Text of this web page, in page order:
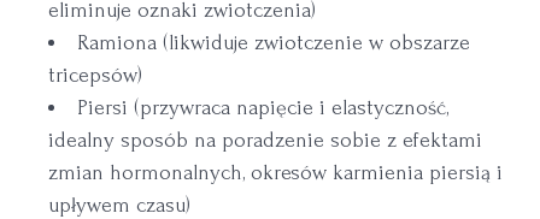
eliminuje oznaki zwiotczenia)
Ramiona (likwiduje zwiotczenie w obszarze
tricepsów)
Piersi (przywraca napięcie i elastyczność,
idealny sposób na poradzenie sobie z efektami
zmian hormonalnych, okresów karmienia piersią i
upływem czasu)